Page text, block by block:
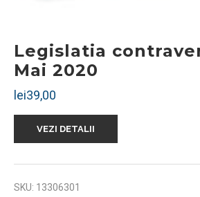
Legislatia
Mai 2020
lei39,00
VEZI DETALII
SKU: 13306301